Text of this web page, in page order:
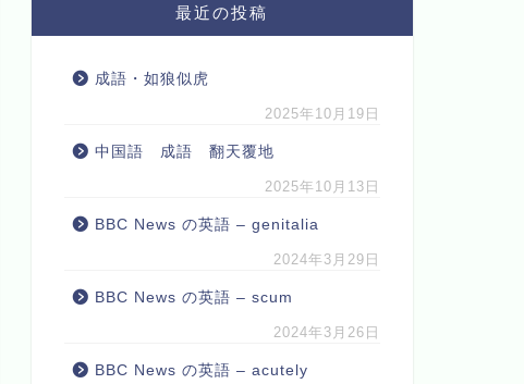
最近の投稿
成語・如狼似虎
2025年10月19日
中国語 成語 翻天覆地
2025年10月13日
BBC News の英語 – genitalia
2024年3月29日
BBC News の英語 – scum
2024年3月26日
BBC News の英語 – acutely